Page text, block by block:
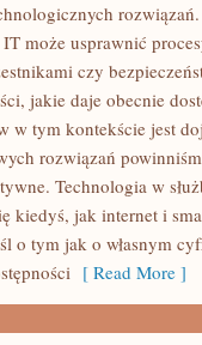
może usprawnić
czy
jakie daje obecnie
w tym kontekście jest
rozwiązań
Technologia w
kiedyś, jak internet i
o tym jak o własnym
[ Read More ]